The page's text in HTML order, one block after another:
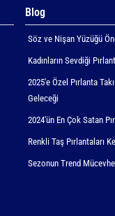
Blog
Söz ve Nişan Yüzüğü
Kadınların Sevdiği
2025'e Özel Pırlanta
Geleceği
2024'ün En Çok Satan
Renkli Taş Pırlantaları
Sezonun Trend